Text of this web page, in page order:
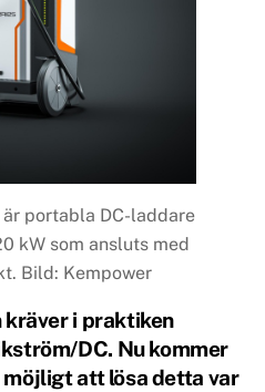
portabla DC-laddare
kW som ansluts med
Bild: Kempower
i praktiken
DC. Nu kommer
att lösa detta var